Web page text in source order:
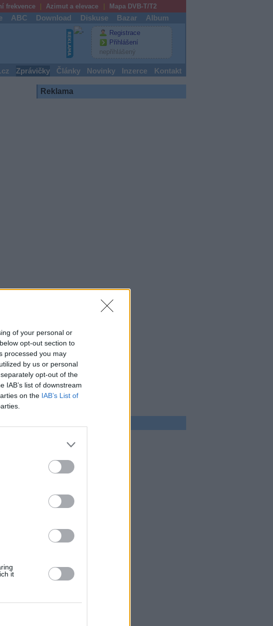
of your personal or
opt-out section to
processed you may
by us or personal
opt-out of the
IAB’s list of downstream
on the IAB’s List of
it
frekvence Azimut a elevace Mapa DVB-T/T2
ABC Download Diskuse Bazar Album
Registrace
Přihlášení
nepřihlášený
Zprávičky Články Novinky Inzerce Kontakt
Reklama
21:05 Všechnopárty
22:00 Hercule Poirot
20:00 Bez motivu
21:45 Smrt na Nilu
00:00 Ohněm a mečem (2/2)
20:20 Lítá v tom
22:35 Farma Česko II (28)
20:15 Máme rádi Česko
22:00 Máme rádi Česko
23:50 Ano, šéfe!
20:10 Bomber